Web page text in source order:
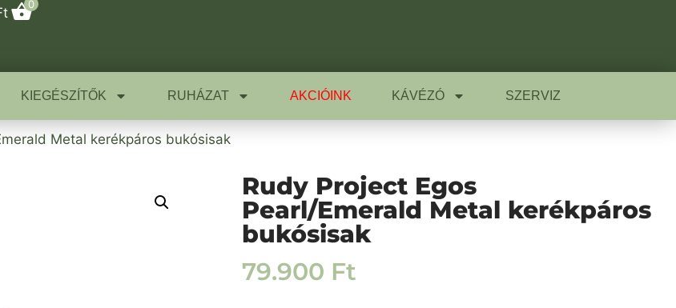
0
KIEGÉSZÍTŐK RUHÁZAT AKCIÓINK KÁVÉZÓ SZERVIZ
Metal kerékpáros bukósisak
Rudy Project Egos
Pearl/Emerald Metal kerékpáros
bukósisak
79.900 Ft